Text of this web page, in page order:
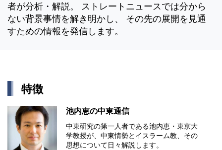
者が分析・解説。 ストレートニュースでは分から
ない背景事情を解き明かし、 その先の展開を見通
すための情報を発信します。
特徴
池内恵の中東通信
中東研究の第⼀⼈者である池内恵・東京⼤
学教授が、中東情勢とイスラーム教、その
思想について⽇々解説します。